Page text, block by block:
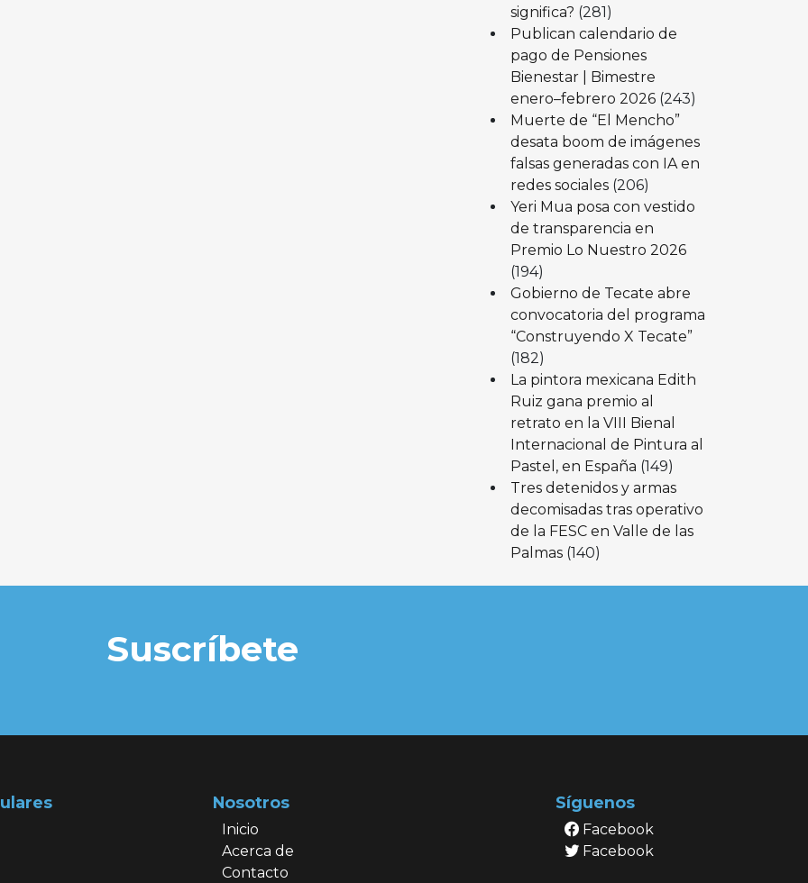
significa? (281)
Publican calendario de
pago de Pensiones
Bienestar | Bimestre
enero–febrero 2026 (243)
Muerte de “El Mencho”
desata boom de imágenes
falsas generadas con IA en
redes sociales (206)
Yeri Mua posa con vestido
de transparencia en
Premio Lo Nuestro 2026
(194)
Gobierno de Tecate abre
convocatoria del programa
“Construyendo X Tecate”
(182)
La pintora mexicana Edith
Ruiz gana premio al
retrato en la VIII Bienal
Internacional de Pintura al
Pastel, en España (149)
Tres detenidos y armas
decomisadas tras operativo
de la FESC en Valle de las
Palmas (140)
Suscríbete
Nosotros
Inicio
Acerca de
Contacto
Síguenos
Facebook
Facebook